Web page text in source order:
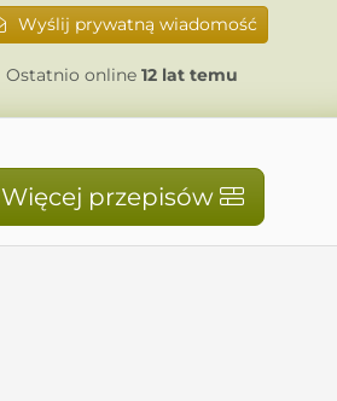
Wyślij prywatną wiadomość
Ostatnio online 12 lat temu
Więcej przepisów